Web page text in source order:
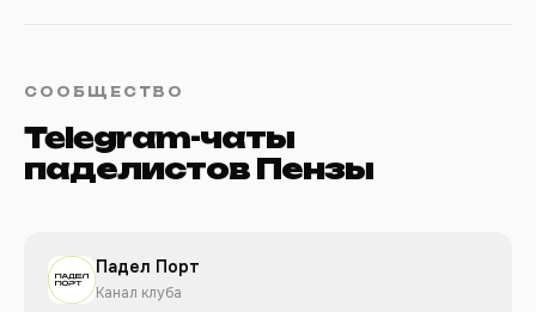
СООБЩЕСТВО
Telegram-чаты
паделистов Пензы
Падел Порт
Канал клуба